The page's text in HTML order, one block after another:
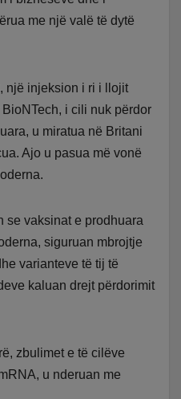
me një valë të dytë
një injeksion i ri i llojit
i cili nuk përdor
u miratua në Britani
Ajo u pasua më vonë
se vaksinat e prodhuara
siguruan mbrojtje
varianteve të tij të
kaluan drejt përdorimit
zbulimet e të cilëve
u nderuan me